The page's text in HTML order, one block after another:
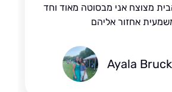
אני מבסוטה מאוד וחד
אליהם